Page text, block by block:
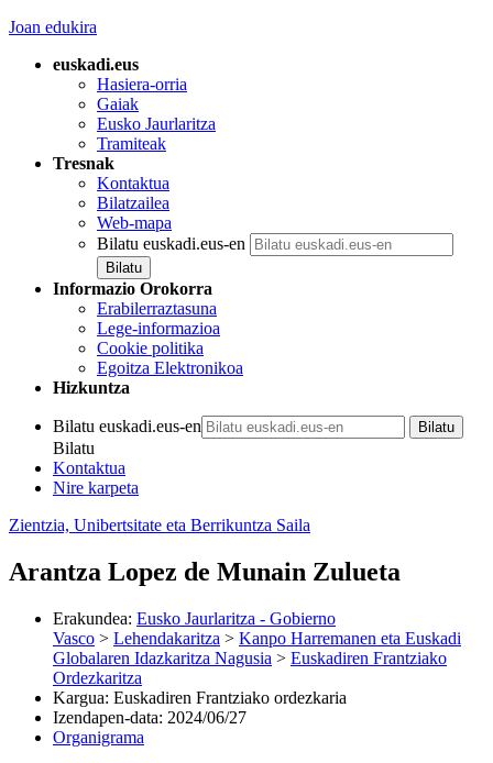
Joan edukira
euskadi.eus
Hasiera-orria
Gaiak
Eusko Jaurlaritza
Tramiteak
Tresnak
Kontaktua
Bilatzailea
Web-mapa
Bilatu euskadi.eus-en
Informazio Orokorra
Erabilerraztasuna
Lege-informazioa
Cookie politika
Egoitza Elektronikoa
Hizkuntza
Bilatu euskadi.eus-en
Bilatu
Kontaktua
Nire karpeta
Zientzia, Unibertsitate eta Berrikuntza Saila
Arantza Lopez de Munain Zulueta
Erakundea: Eusko Jaurlaritza - Gobierno
Vasco > Lehendakaritza > Kanpo Harremanen eta Euskadi
Globalaren Idazkaritza Nagusia > Euskadiren Frantziako
Ordezkaritza
Kargua: Euskadiren Frantziako ordezkaria
Izendapen-data: 2024/06/27
Organigrama